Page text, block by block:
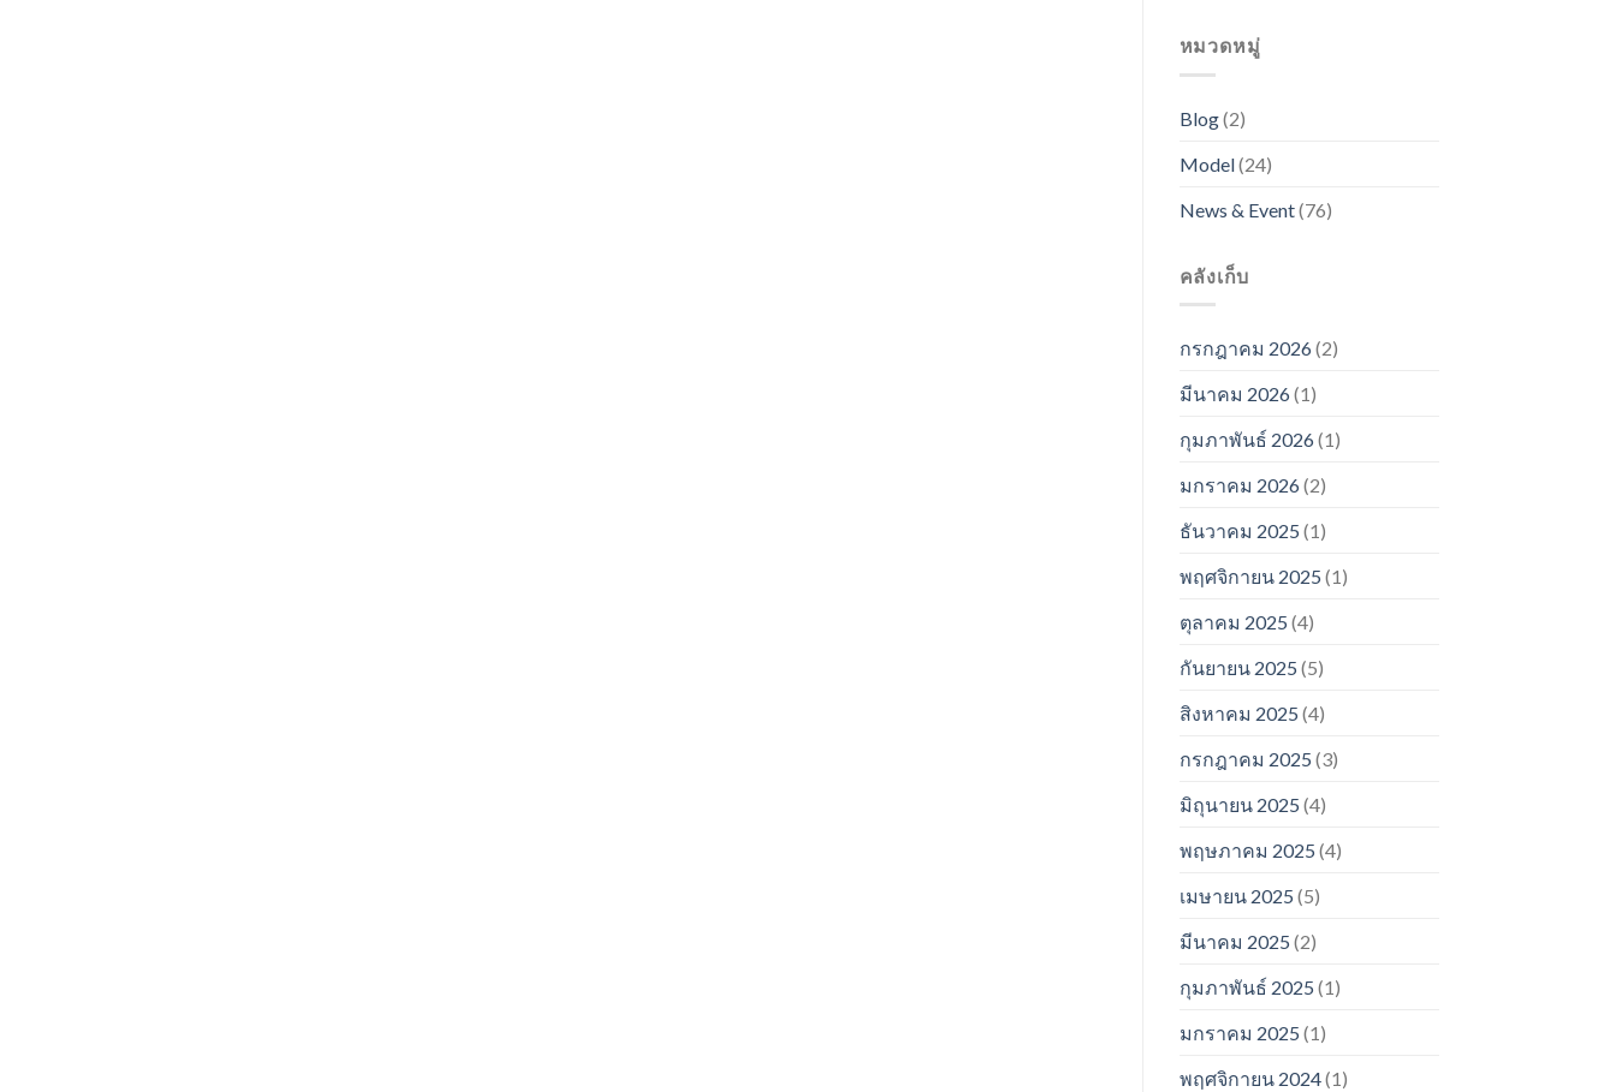
หมวดหมู่
Blog(2)
Model(24)
News & Event(76)
คลังเก็บ
กรกฎาคม 2026(2)
มีนาคม 2026(1)
กุมภาพันธ์ 2026(1)
มกราคม 2026(2)
ธันวาคม 2025 (1)
พฤศจิกายน 2025 (1)
ตุลาคม 2025 (4)
กันยายน 2025 (5)
สิงหาคม 2025 (4)
กรกฎาคม 2025 (3)
มิถุนายน 2025 (4)
พฤษภาคม 2025 (4)
เมษายน 2025 (5)
มีนาคม 2025 (2)
กุมภาพันธ์ 2025 (1)
มกราคม 2025 (1)
พฤศจิกายน 2024(1)